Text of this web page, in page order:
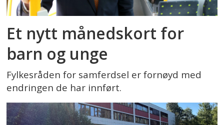
Et nytt månedskort for
barn og unge
Fylkesråden for samferdsel er fornøyd med
endringen de har innført.